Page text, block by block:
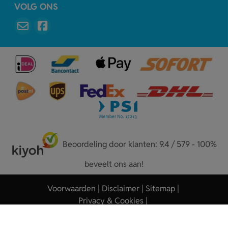
VOLG ONS
Beoordeling door klanten: 9.4 / 579 - 100%
beveelt ons aan!
Voorwaarden Disclaimer
Sitemap
Privacy & Cookies